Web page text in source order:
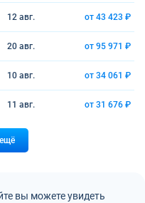
12 авг. от 43 423 ₽
20 авг. от 95 971 ₽
10 авг. от 34 061 ₽
11 авг. от 31 676 ₽
вы можете увидеть